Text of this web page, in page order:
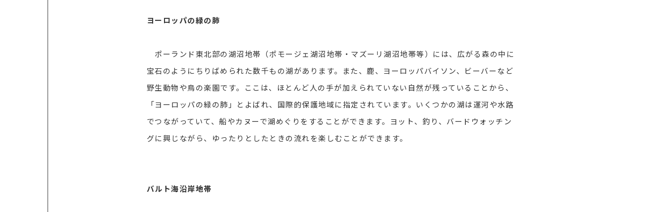
ヨーロッパの緑の肺
ポーランド東北部の湖沼地帯（ポモージェ湖沼地帯・マズーリ湖沼地帯等）には、広がる森の中に
宝石のようにちりばめられた数千もの湖があります。また、鹿、ヨーロッパバイソン、ビーバーなど
野生動物や鳥の楽園です。ここは、ほとんど人の手が加えられていない自然が残っていることから、
「ヨーロッパの緑の肺」とよばれ、国際的保護地域に指定されています。いくつかの湖は運河や水路
でつながっていて、船やカヌーで湖めぐりをすることができます。ヨット、釣り、バードウォッチン
グに興じながら、ゆったりとしたときの流れを楽しむことができます。
バルト海沿岸地帯